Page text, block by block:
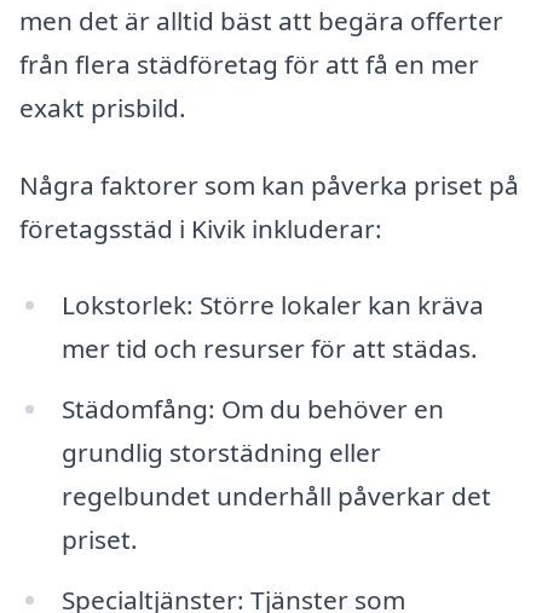
men det är alltid bäst att begära offerter
från flera städföretag för att få en mer
exakt prisbild.
Några faktorer som kan påverka priset på
företagsstäd i Kivik inkluderar:
Lokstorlek: Större lokaler kan kräva
mer tid och resurser för att städas.
Städomfång: Om du behöver en
grundlig storstädning eller
regelbundet underhåll påverkar det
priset.
Specialtjänster: Tjänster som